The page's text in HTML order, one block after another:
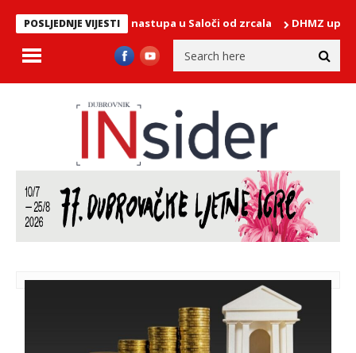
POSLJEDNJE VIJESTI
u ponedjeljak nastupa u Saloči od zrcala DHMZ upozorava: